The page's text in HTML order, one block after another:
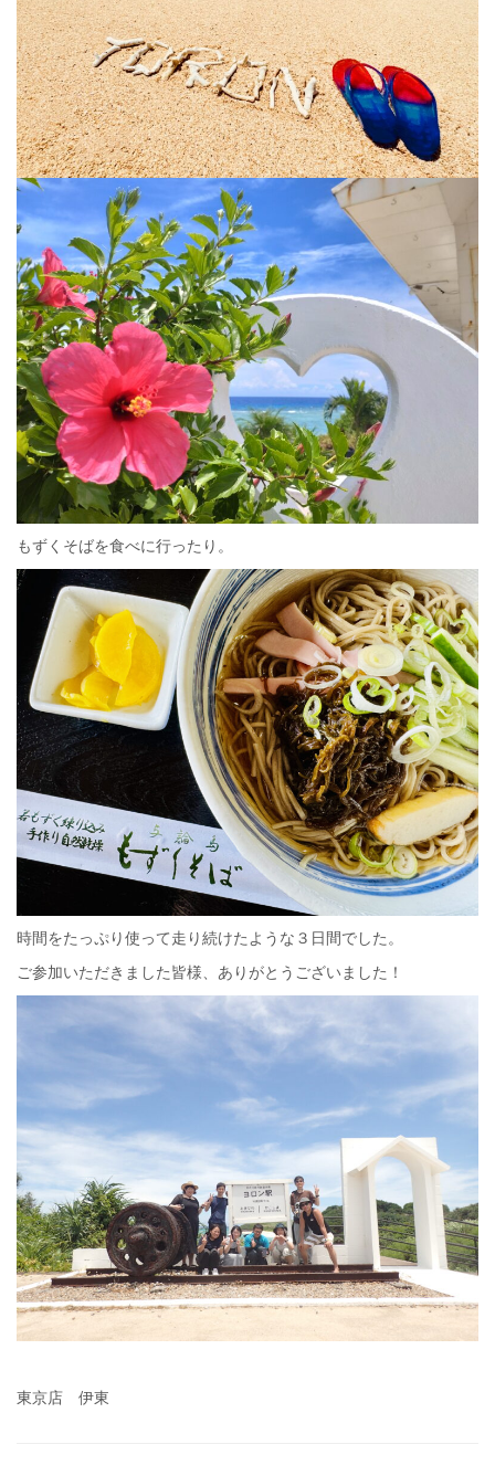
もずくそばを食べに行ったり。
時間をたっぷり使って走り続けたような３日間でした。
ご参加いただきました皆様、ありがとうございました！
東京店 伊東